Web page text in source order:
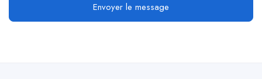
Envoyer le message